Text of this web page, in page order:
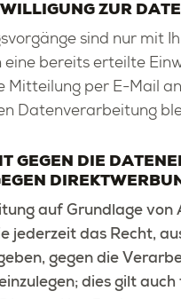
ZUR
sind nur mit
eine be­reits er­teil­te
Mit­tei­lung per E-Mail
Da­ten­ver­ar­bei­tung
GEGEN DIE
auf Grund­la­ge von
je­der­zeit das Recht,
gegen die
dies gilt